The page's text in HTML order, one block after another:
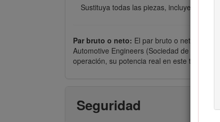
Sustituya todas las piezas, incluyendo
Par bruto o neto: El par bruto o neto de
Automotive Engineers (Sociedad de
operación, su potencia real en este tipo de
Seguridad